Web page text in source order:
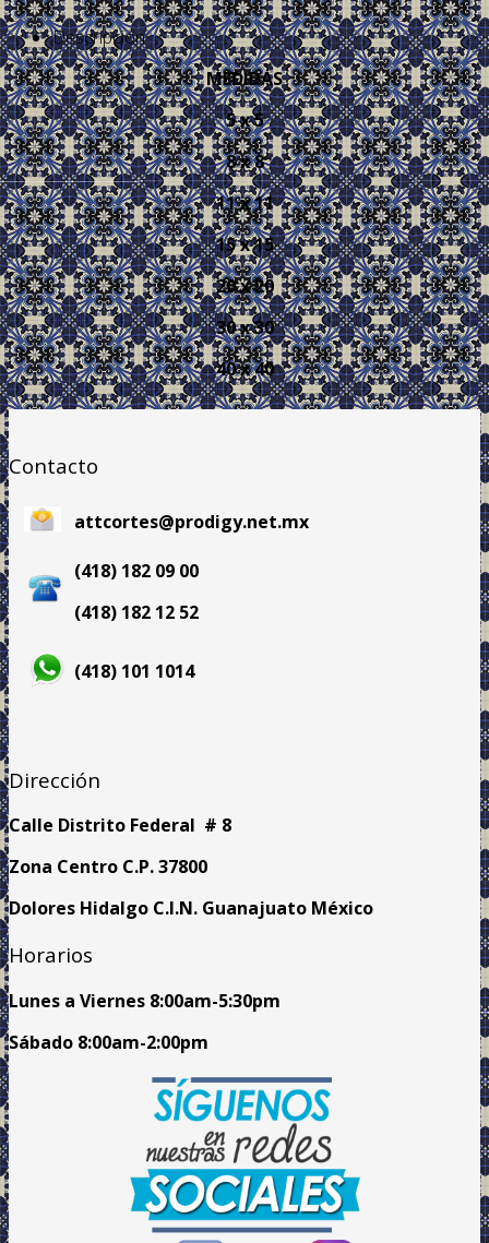
Descripción
MEDIDAS
5 x 5
8 x 8
11 x 11
15 x 15
20 x 20
30 x 30
40 x 40
Contacto
attcortes@prodigy.net.mx
(418) 182 09 00
(418) 182 12 52
(418) 101 1014
Dirección
Calle Distrito Federal # 8
Zona Centro C.P. 37800
Dolores Hidalgo C.I.N. Guanajuato México
Horarios
Lunes a Viernes 8:00am-5:30pm
Sábado 8:00am-2:00pm